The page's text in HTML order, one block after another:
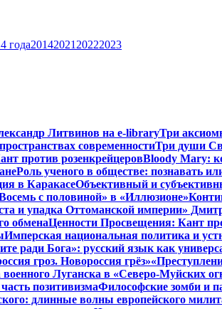
года20142021 20222023
Литвинов на e-libraryТри
современностиТри души
против розенкрейцеровBloody Mary:
Роль ученого в обществе: познавать
в КаракасеОбъективный и
с половиной» в «Иллюзионе»
и упадка Оттоманской империи»
обменаЦенности Просвещения: Кант
Имперская национальная политика и
ради Бога»: русский язык как
гроз. Новороссия грёз»
Луганска в «Северо-Муйских
позитивизмаФилософские зомби и
длинные волны европейского